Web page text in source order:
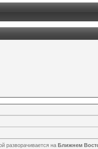
разворачивается на Ближнем